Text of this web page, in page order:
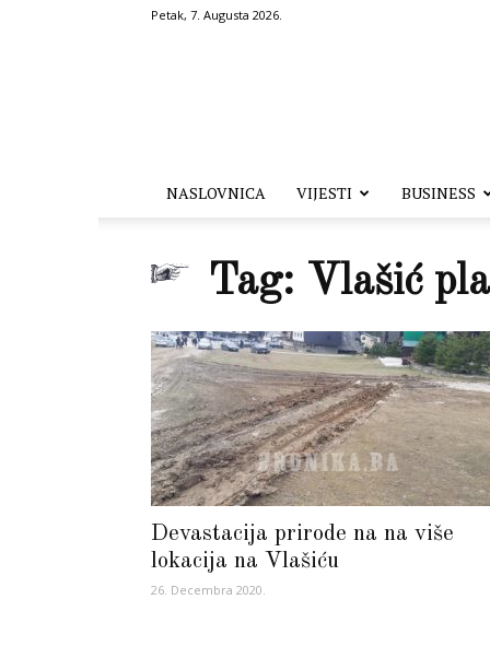
Petak, 7. Augusta 2026.
NASLOVNICA VIJESTI BUSINESS
Tag: Vlašić
Devastacija prirode na na više
lokacija na Vlašiću
26. Decembra 2020.